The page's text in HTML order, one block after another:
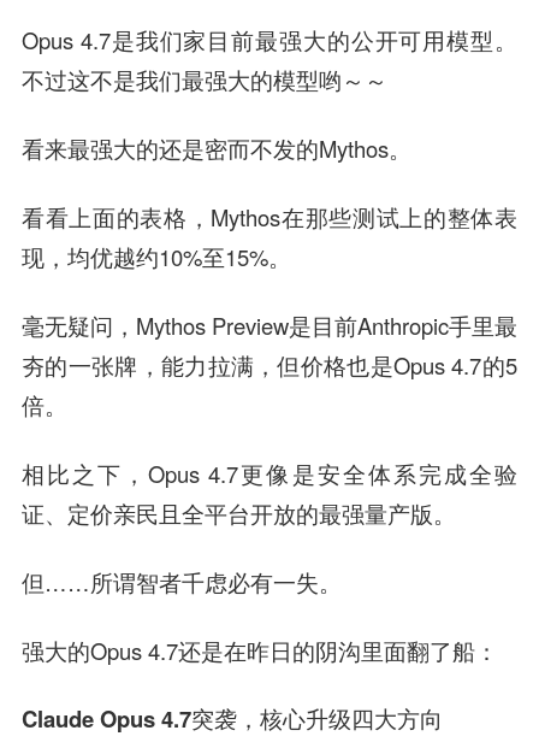
Opus 4.7是我们家目前最强大的公开可用模型。
不过这不是我们最强大的模型哟～～
看来最强大的还是密而不发的Mythos。
看看上面的表格，Mythos在那些测试上的整体表
现，均优越约10%至15%。
毫无疑问，Mythos Preview是目前Anthropic手里最
夯的一张牌，能力拉满，但价格也是Opus 4.7的5
倍。
相比之下，Opus 4.7更像是安全体系完成全验
证、定价亲民且全平台开放的最强量产版。
但……所谓智者千虑必有一失。
强大的Opus 4.7还是在昨日的阴沟里面翻了船：
Claude Opus 4.7突袭，核心升级四大方向